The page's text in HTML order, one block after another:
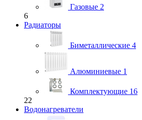
Газовые 2
6
Радиаторы
Биметаллические 4
Алюминиевые 1
Комплектующие 16
22
Водонагреватели